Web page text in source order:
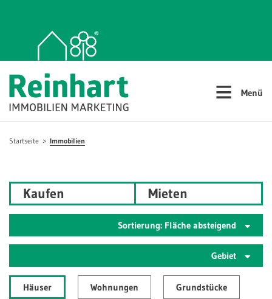
≡ Menü
Startseite Immobilien
Kaufen Mieten
Sortierung: Fläche absteigend
Gebiet
Häuser Wohnungen Grundstücke